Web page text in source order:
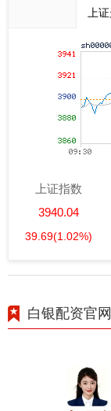
上
上证指数
3940.04
39.69(1.02%)
白银配资官